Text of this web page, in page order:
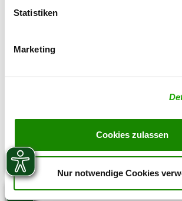
Statistiken
Marketing
Cookies zulassen
Nur notwendige Cookies